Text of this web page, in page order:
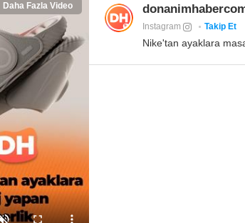
Daha Fazla Video
Instagram Takip Et
Nike'tan ayaklara